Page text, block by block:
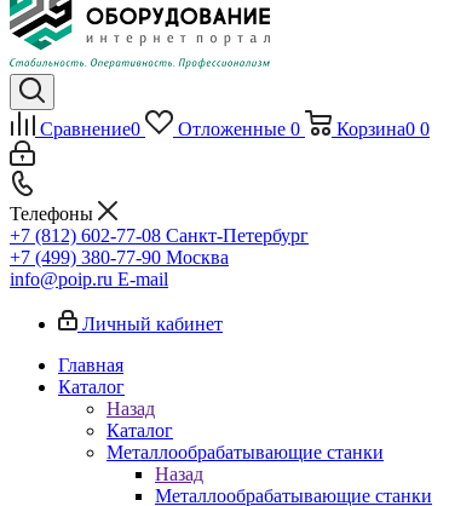
Сравнение0 Отложенные 0 Корзина0 0
Телефоны
+7 (812) 602-77-08 Санкт-Петербург
+7 (499) 380-77-90 Москва
info@poip.ru E-mail
Личный кабинет
Главная
Каталог
Назад
Каталог
Металлообрабатывающие станки
Назад
Металлообрабатывающие станки